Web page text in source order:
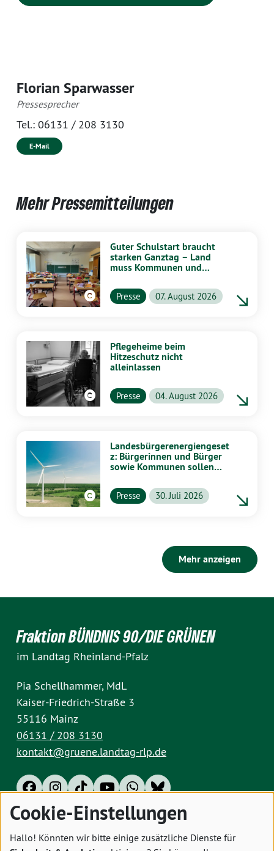
Florian Sparwasser
Pressesprecher
Tel.: 06131 / 208 3130
E-Mail
Mehr Pressemitteilungen
Guter Schulstart braucht
starken Ganztag – Land
muss Kommunen und
unterstützen
Presse 07. August 2026
Pflegeheime beim
Hitzeschutz nicht
alleinlassen
Presse 04. August 2026
Landesbürgerenergiengeset
z: Bürgerinnen und Bürger
sowie Kommunen sollen
profitieren
Presse 30. Juli 2026
Mehr anzeigen
Fraktion BÜNDNIS 90/DIE GRÜNEN
im Landtag Rheinland-Pfalz
Pia Schellhammer, MdL
Kaiser-Friedrich-Straße 3
55116 Mainz
06131 / 208 3130
kontakt@gruene.landtag-rlp.de
Impressum Datenschutz Cookies
Cookie-Einstellungen
Hallo! Könnten wir bitte einige zusätzliche Dienste für